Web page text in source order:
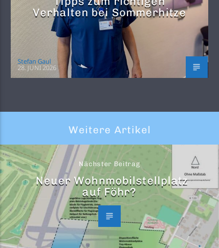
Verhalten bei Sommerhitze
Stefan Gaul
28. JUNI 2026
Weitere Artikel
Nächster Beitrag
Neuer Wohnmobilstellplatz
auf Föhr?